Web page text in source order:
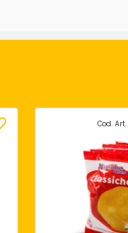
Cod. Art.